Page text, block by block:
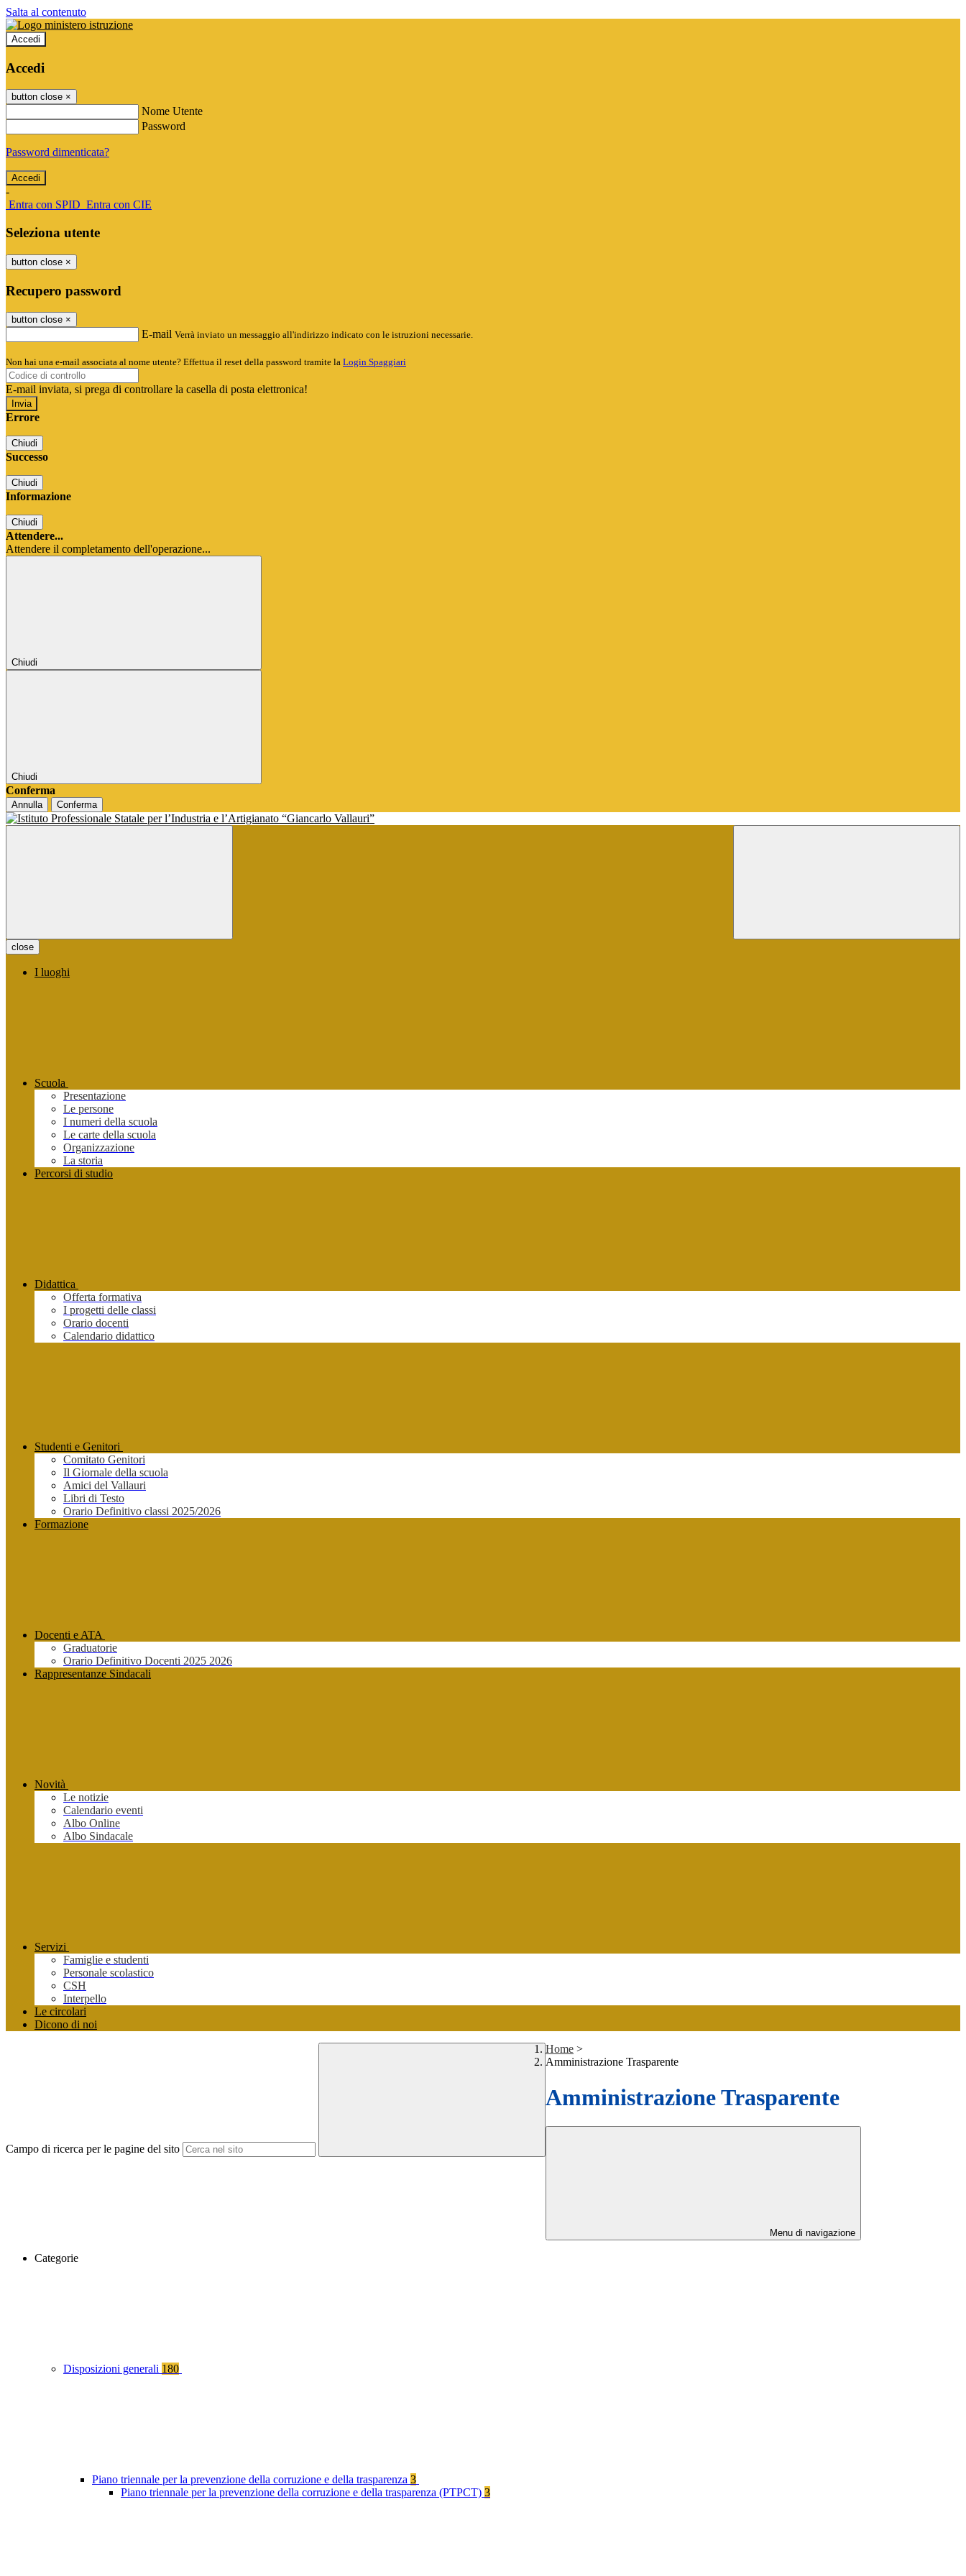
Salta al contenuto
Accedi
Accedi
button close ×
Nome Utente
Password
Password dimenticata?
-
Entra con SPID Entra con CIE
Seleziona utente
button close ×
Recupero password
button close ×
E-mail Verrà inviato un messaggio all'indirizzo indicato con le istruzioni necessarie.
Non hai una e-mail associata al nome utente? Effettua il reset della password tramite la Login Spaggiari
E-mail inviata, si prega di controllare la casella di posta elettronica!
Errore
Chiudi
Successo
Chiudi
Informazione
Chiudi
Attendere...
Attendere il completamento dell'operazione...
Chiudi
Chiudi
Conferma
Annulla Conferma
close
I luoghi
Scuola
Presentazione
Le persone
I numeri della scuola
Le carte della scuola
Organizzazione
La storia
Percorsi di studio
Didattica
Offerta formativa
I progetti delle classi
Orario docenti
Calendario didattico
Studenti e Genitori
Comitato Genitori
Il Giornale della scuola
Amici del Vallauri
Libri di Testo
Orario Definitivo classi 2025/2026
Formazione
Docenti e ATA
Graduatorie
Orario Definitivo Docenti 2025 2026
Rappresentanze Sindacali
Novità
Le notizie
Calendario eventi
Albo Online
Albo Sindacale
Servizi
Famiglie e studenti
Personale scolastico
CSH
Interpello
Le circolari
Dicono di noi
Campo di ricerca per le pagine del sito
Home >
Amministrazione Trasparente
Amministrazione Trasparente
Menu di navigazione
Categorie
Disposizioni generali 180
Piano triennale per la prevenzione della corruzione e della trasparenza 3
Piano triennale per la prevenzione della corruzione e della trasparenza (PTPCT) 3